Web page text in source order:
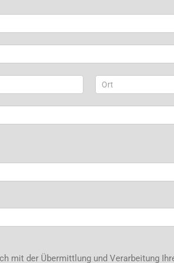
Adresse
mit der Übermittlung und Verarbeitung